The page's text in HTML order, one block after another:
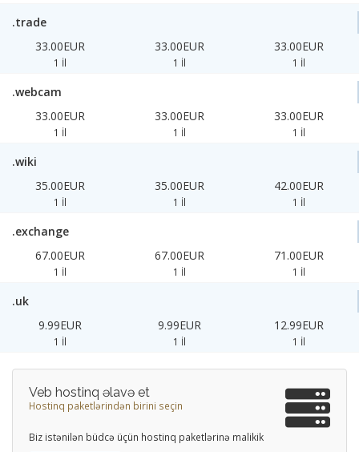
.trade
33.00EUR
1 İl
33.00EUR
1 İl
33.00EUR
1 İl
.webcam
33.00EUR
1 İl
33.00EUR
1 İl
33.00EUR
1 İl
.wiki
35.00EUR
1 İl
35.00EUR
1 İl
42.00EUR
1 İl
.exchange
67.00EUR
1 İl
67.00EUR
1 İl
71.00EUR
1 İl
.uk
9.99EUR
1 İl
9.99EUR
1 İl
12.99EUR
1 İl
Veb hostinq əlavə et
Hostinq paketlərindən birini seçin
Biz istənilən büdcə üçün hostinq paketlərinə malikik